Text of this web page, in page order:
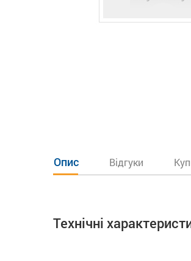
Опис Відгуки
Технічні